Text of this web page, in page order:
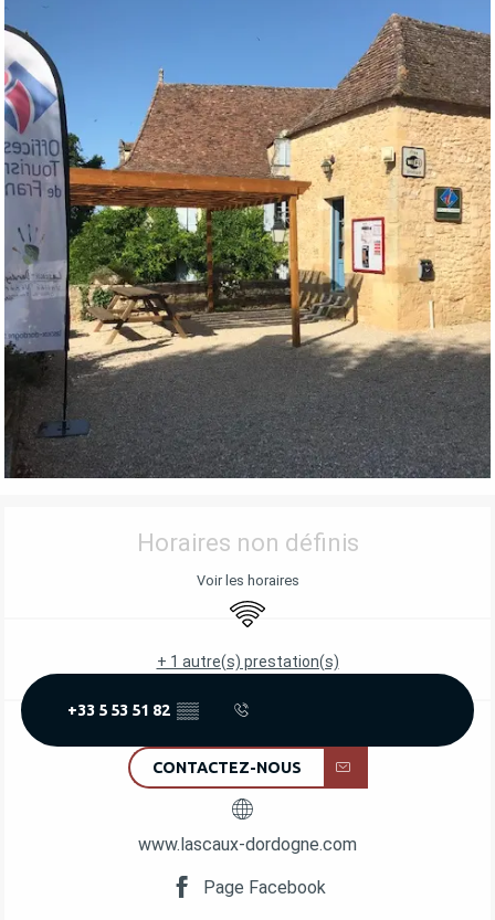
OUVERTURE ET COORDONNÉES
Horaires non définis
Voir les horaires
WiFi
+ 1 autre(s) prestation(s)
+33 5 53 51 82 ▒▒
CONTACTEZ-NOUS
www.lascaux-dordogne.com
Page Facebook